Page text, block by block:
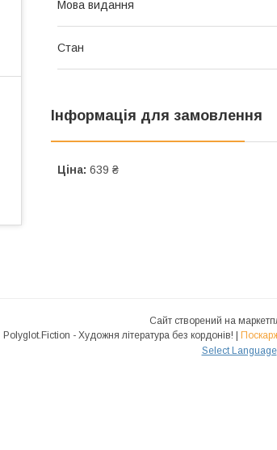
Мова видання
Стан
Інформація для замовлення
Ціна: 639 ₴
Сайт створений на
Select Language